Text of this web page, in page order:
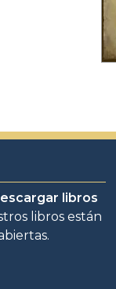
libros
libros están